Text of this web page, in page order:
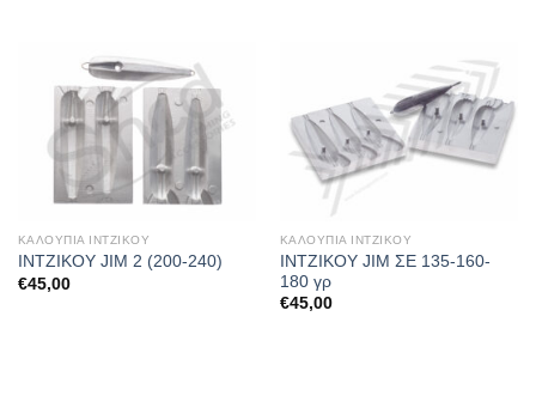
ΚΑΛΟΥΠΙΑ ΙΝΤΖΙΚΟΥ
ΙΝΤΖΙΚΟΥ JIM 2 (200-240)
€45,00
ΚΑΛΟΥΠΙΑ ΙΝΤΖΙΚΟΥ
ΙΝΤΖΙΚΟΥ JIM ΣΕ 135-160-
180 γρ
€45,00